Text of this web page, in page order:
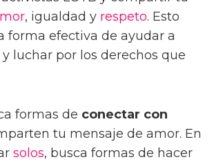
, igualdad y respeto. Esto
forma efectiva de ayudar a
luchar por los derechos que
formas de conectar con
tu mensaje de amor. En
solos, busca formas de hacer